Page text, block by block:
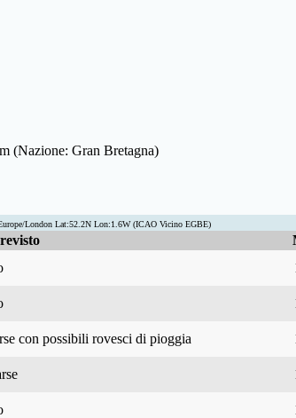
(Nazione: Gran Bretagna)
London Lat:52.2N Lon:1.6W (ICAO Vicino EGBE)
con possibili rovesci di pioggia